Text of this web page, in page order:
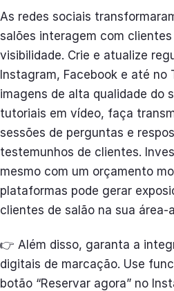
As redes sociais
salões interagem com
visibilidade. Crie e atualize
Instagram, Facebook e até no
imagens de alta qualidade do
tutoriais em vídeo, faça
sessões de perguntas e
testemunhos de clientes.
mesmo com um orçamento
plataformas pode gerar
clientes de salão na sua área-
👉 Além disso, garanta a
digitais de marcação. Use
botão “Reservar agora” no